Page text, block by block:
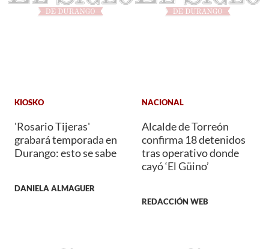
KIOSKO
'Rosario Tijeras'
grabará temporada en
Durango: esto se sabe
DANIELA ALMAGUER
NACIONAL
Alcalde de Torreón
confirma 18 detenidos
tras operativo donde
cayó ‘El Güino’
REDACCIÓN WEB